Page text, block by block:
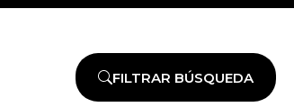
FILTRAR BÚSQUEDA